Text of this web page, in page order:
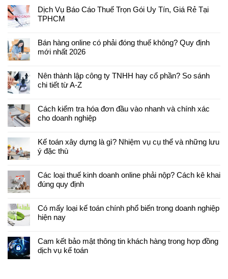
Dịch Vụ Báo Cáo Thuế Trọn Gói Uy Tín, Giá Rẻ Tại
TPHCM
Bán hàng online có phải đóng thuế không? Quy định
mới nhất 2026
Nên thành lập công ty TNHH hay cổ phần? So sánh
chi tiết từ A-Z
Cách kiểm tra hóa đơn đầu vào nhanh và chính xác
cho doanh nghiệp
Kế toán xây dựng là gì? Nhiệm vụ cụ thể và những lưu
ý đặc thù
Các loại thuế kinh doanh online phải nộp? Cách kê khai
đúng quy định
Có mấy loại kế toán chính phổ biến trong doanh nghiệp
hiện nay
Cam kết bảo mật thông tin khách hàng trong hợp đồng
dịch vụ kế toán